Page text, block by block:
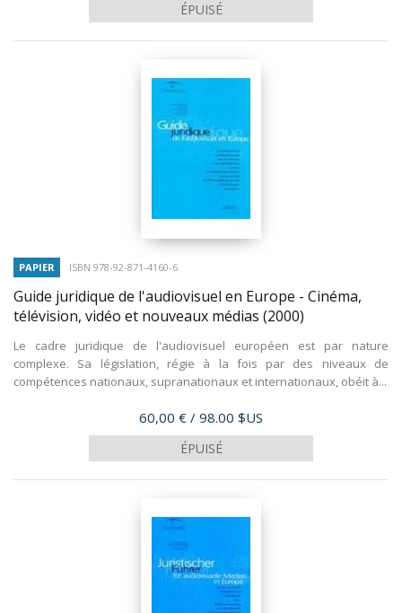
ÉPUISÉ
PAPIER ISBN 978-92-871-4160-6
Guide juridique de l'audiovisuel en Europe - Cinéma,
télévision, vidéo et nouveaux médias (2000)
Le cadre juridique de l'audiovisuel européen est par nature
complexe. Sa législation, régie à la fois par des niveaux de
compétences nationaux, supranationaux et internationaux, obéit à...
Prix
60,00 € / 98.00 $US
ÉPUISÉ